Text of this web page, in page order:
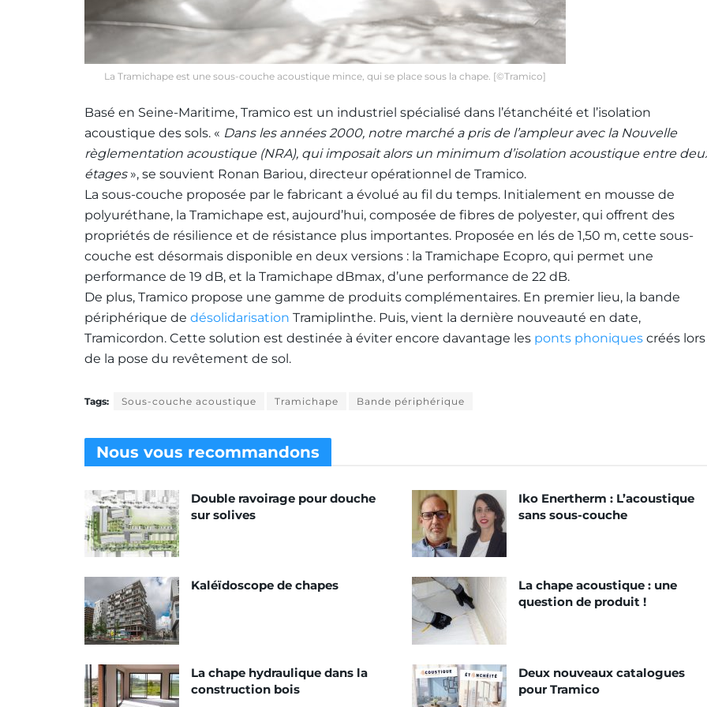
La Tramichape est une sous-couche acoustique mince, qui se place sous la chape. [©Tramico]
Basé en Seine-Maritime, Tramico est un industriel spécialisé dans l’étanchéité et l’isolation
acoustique des sols. « Dans les années 2000, notre marché a pris de l’ampleur avec la Nouvelle
règlementation acoustique (NRA), qui imposait alors un minimum d’isolation acoustique entre
étages», se souvient Ronan Bariou, directeur opérationnel de Tramico.
La sous-couche proposée par le fabricant a évolué au fil du temps. Initialement en mousse de
polyuréthane, la Tramichape est, aujourd’hui, composée de fibres de polyester, qui offrent des
propriétés de résilience et de résistance plus importantes. Proposée en lés de 1,50 m, cette sous-
couche est désormais disponible en deux versions : la Tramichape Ecopro, qui permet une
performance de 19 dB, et la Tramichape dBmax, d’une performance de 22 dB.
De plus, Tramico propose une gamme de produits complémentaires. En premier lieu, la bande
périphérique de désolidarisation Tramiplinthe. Puis, vient la dernière nouveauté en date,
Tramicordon. Cette solution est destinée à éviter encore davantage les ponts phoniques créés lors
de la pose du revêtement de sol.
Tags: Sous-couche acoustique Tramichape Bande périphérique
Nous vous recommandons
Double ravoirage pour douche
sur solives
Iko Enertherm : L’acoustique
sans sous-couche
Kaléïdoscope de chapes
La chape acoustique : une
question de produit !
La chape hydraulique dans la
construction bois
Deux nouveaux catalogues
pour Tramico